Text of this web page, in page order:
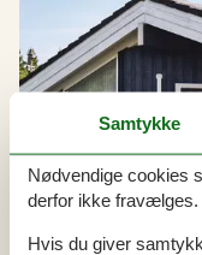
Samtykke
Nødvendige cookies
derfor ikke fravælges.
Hvis du giver